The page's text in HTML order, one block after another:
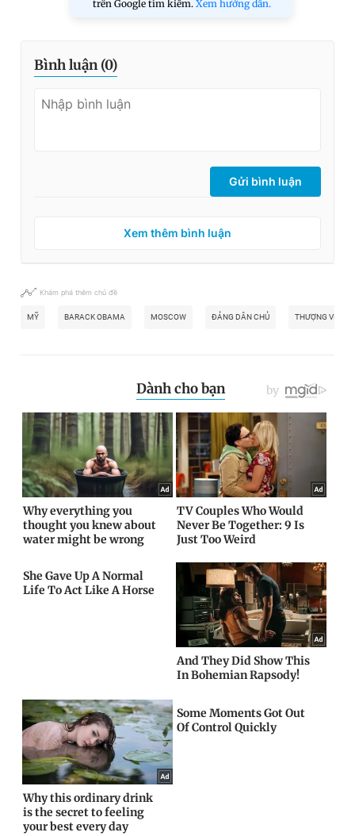
trên Google tìm kiếm. Xem hướng dẫn.
Bình luận (0)
Gửi bình luận
Xem thêm bình luận
Khám phá thêm chủ đề
MỸ BARACK OBAMA MOSCOW ĐẢNG DÂN CHỦ THƯỢNG VIỆN